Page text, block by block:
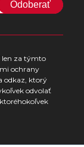
Odoberať
len za týmto
ochrany
odkaz, ktorý
odvolať